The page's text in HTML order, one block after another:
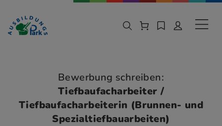
Zur Navigation springen
Zu den Hauptinhalten springen
Bewerbung schreiben:
Tiefbaufacharbeiter /
Tiefbaufacharbeiterin (Brunnen- und
Spezialtiefbauarbeiten)